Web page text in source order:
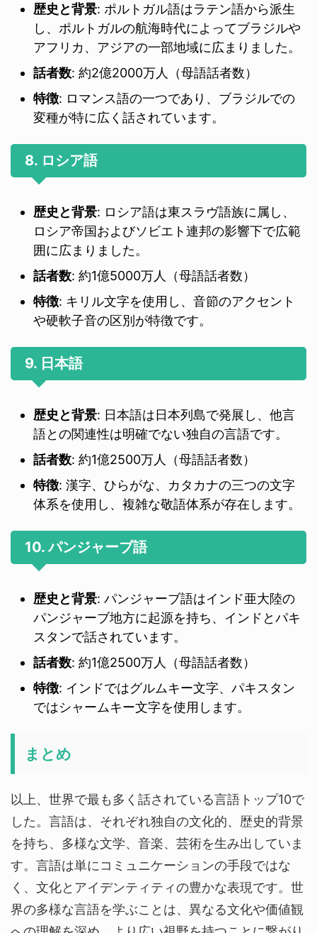
歴史と背景: ポルトガル語はラテン語から派生
し、ポルトガルの航海時代によってブラジルや
アフリカ、アジアの一部地域に広まりました。
話者数: 約2億2000万人（母語話者数）
特徴: ロマンス語の一つであり、ブラジルでの
変種が特に広く話されています。
8. ロシア語
歴史と背景: ロシア語は東スラヴ語族に属し、
ロシア帝国およびソビエト連邦の影響下で広範
囲に広まりました。
話者数: 約1億5000万人（母語話者数）
特徴: キリル文字を使用し、音節のアクセント
や硬軟子音の区別が特徴です。
9. 日本語
歴史と背景: 日本語は日本列島で発展し、他言
語との関連性は明確でない独自の言語です。
話者数: 約1億2500万人（母語話者数）
特徴: 漢字、ひらがな、カタカナの三つの文字
体系を使用し、複雑な敬語体系が存在します。
10. パンジャーブ語
歴史と背景: パンジャーブ語はインド亜大陸の
パンジャーブ地方に起源を持ち、インドとパキ
スタンで話されています。
話者数: 約1億2500万人（母語話者数）
特徴: インドではグルムキー文字、パキスタン
ではシャームキー文字を使用します。
まとめ
以上、世界で最も多く話されている言語トップ10で
した。言語は、それぞれ独自の文化的、歴史的背景
を持ち、多様な文学、音楽、芸術を生み出していま
す。言語は単にコミュニケーションの手段ではな
く、文化とアイデンティティの豊かな表現です。世
界の多様な言語を学ぶことは、異なる文化や価値観